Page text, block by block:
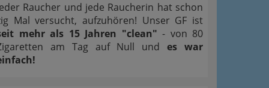
Raucher und jede Raucherin hat schon
Mal versucht, aufzuhören! Unser GF ist
mehr als 15 Jahren "clean" - von 80
am Tag auf Null undes war